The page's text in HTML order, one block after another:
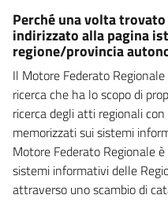
Perché una volta
indirizzato alla pagina
regione/provincia
Il Motore Federato
ricerca che ha lo scopo di
ricerca degli atti regionali
memorizzati sui sistemi
Motore Federato Regionale
sistemi informativi delle
attraverso uno scambio di